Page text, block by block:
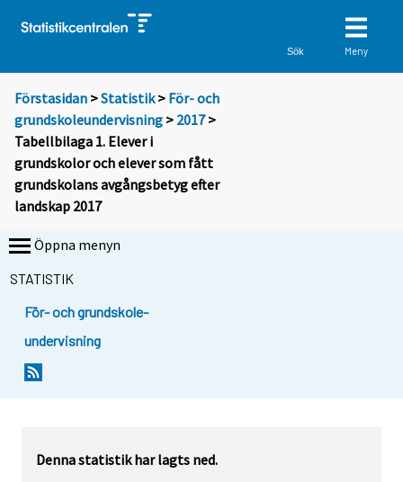
Sök Meny
Förstasidan >Statistik > För- och
grundskoleundervisning > 2017>
Tabellbilaga 1. Elever i
grundskolor och elever som fått
grundskolans avgångsbetyg efter
landskap 2017
Öppna menyn
STATISTIK
För- och grundskole-
undervisning
Denna statistik har lagts ned.